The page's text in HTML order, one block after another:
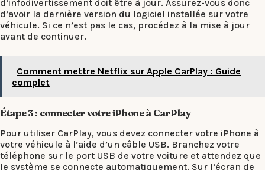
d’infodivertissement doit être à jour. Assurez-vous donc
d’avoir la dernière version du logiciel installée sur votre
véhicule. Si ce n’est pas le cas, procédez à la mise à jour
avant de continuer.
Comment mettre Netflix sur Apple CarPlay : Guide
complet
Étape 3 : connecter votre iPhone à CarPlay
Pour utiliser CarPlay, vous devez connecter votre iPhone à
votre véhicule à l’aide d’un câble USB. Branchez votre
téléphone sur le port USB de votre voiture et attendez que
le système se connecte automatiquement. Sur l’écran de